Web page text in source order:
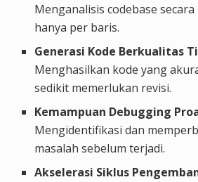
Menganalisis codebase
hanya per baris.
Generasi Kode Berkualitas
Menghasilkan kode yang
sedikit memerlukan revisi.
Kemampuan Debugging
Mengidentifikasi dan
masalah sebelum terjadi.
Akselerasi Siklus